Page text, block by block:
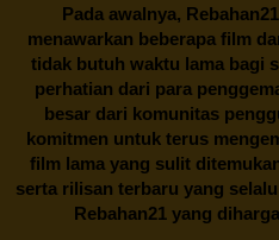
Pada awalnya, Rebahan21
menawarkan beberapa film
tidak butuh waktu lama bagi
perhatian dari para
besar dari komunitas
komitmen untuk terus
film lama yang sulit
serta rilisan terbaru yang
Rebahan21 yang